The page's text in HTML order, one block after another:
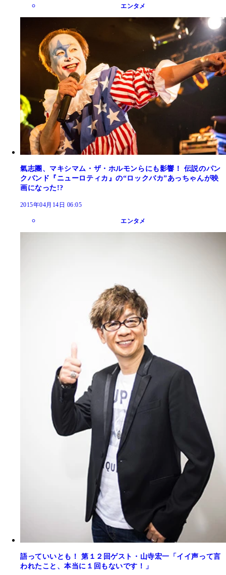
エンタメ
氣志團、マキシマム・ザ・ホルモンらにも影響！ 伝説のパン
クバンド『ニューロティカ』の“ロックバカ”あっちゃんが映
画になった!?
2015年04月14日 06:05
エンタメ
語っていいとも！ 第１２回ゲスト・山寺宏一「イイ声って言
われたこと、本当に１回もないです！」